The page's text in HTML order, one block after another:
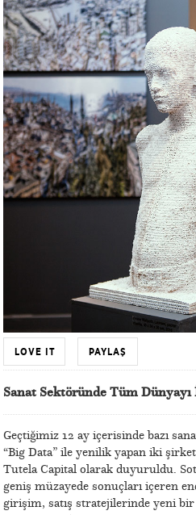
LOVE IT PAYLAŞ
Sanat Sektöründe Tüm
Geçtiğimiz 12 ay içerisinde bazı
“Big Data” ile yenilik yapan iki şirket
Tutela Capital olarak duyuruldu.
geniş müzayede sonuçları içeren
girişim, satış stratejilerinde yeni bir